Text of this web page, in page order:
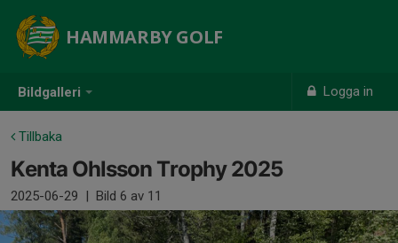
Bildgalleri Logga in
HAMMARBY GOLF
Tillbaka
Kenta Ohlsson Trophy 2025
2025-06-29 | Bild 6 av 11